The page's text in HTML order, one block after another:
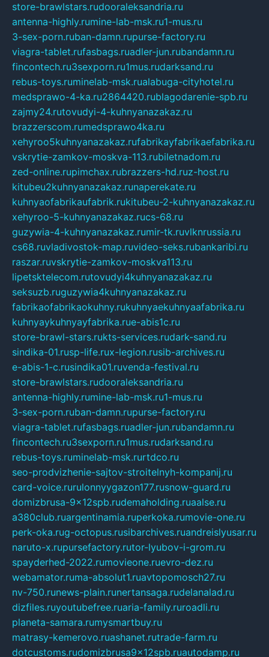
store-brawlstars.rudooraleksandria.ru
antenna-highly.rumine-lab-msk.ru1-mus.ru
3-sex-porn.ruban-damn.rupurse-factory.ru
viagra-tablet.rufasbags.ruadler-jun.rubandamn.ru
fincontech.ru3sexporn.ru1mus.rudarksand.ru
rebus-toys.ruminelab-msk.rualabuga-cityhotel.ru
medsprawo-4-ka.ru2864420.rublagodarenie-spb.ru
zajmy24.rutovudyi-4-kuhnyanazakaz.ru
brazzerscom.rumedsprawo4ka.ru
xehyroo5kuhnyanazakaz.rufabrikayfabrikaefabrika.ru
vskrytie-zamkov-moskva-113.rubiletnadom.ru
zed-online.rupimchax.rubrazzers-hd.ruz-host.ru
kitubeu2kuhnyanazakaz.runaperekate.ru
kuhnyaofabrikaufabrik.rukitubeu-2-kuhnyanazakaz.ru
xehyroo-5-kuhnyanazakaz.rucs-68.ru
guzywia-4-kuhnyanazakaz.rumir-tk.ruvlknrussia.ru
cs68.ruvladivostok-map.ruvideo-seks.rubankaribi.ru
raszar.ruvskrytie-zamkov-moskva113.ru
lipetsktelecom.rutovudyi4kuhnyanazakaz.ru
seksuzb.ruguzywia4kuhnyanazakaz.ru
fabrikaofabrikaokuhny.rukuhnyaekuhnyaafabrika.ru
kuhnyaykuhnyayfabrika.rue-abis1c.ru
store-brawl-stars.rukts-services.rudark-sand.ru
sindika-01.rusp-life.rux-legion.rusib-archives.ru
e-abis-1-c.rusindika01.ruvenda-festival.ru
store-brawlstars.rudooraleksandria.ru
antenna-highly.rumine-lab-msk.ru1-mus.ru
3-sex-porn.ruban-damn.rupurse-factory.ru
viagra-tablet.rufasbags.ruadler-jun.rubandamn.ru
fincontech.ru3sexporn.ru1mus.rudarksand.ru
rebus-toys.ruminelab-msk.rurtdco.ru
seo-prodvizhenie-sajtov-stroitelnyh-kompanij.ru
card-voice.rurulonnyygazon177.rusnow-guard.ru
domizbrusa-9x12spb.rudemaholding.ruaalse.ru
a380club.ruargentinamia.ruperkoka.rumovie-one.ru
perk-oka.rug-octopus.rusibarchives.ruandreislyusar.ru
naruto-x.rupursefactory.rutor-lyubov-i-grom.ru
spayderhed-2022.rumovieone.ruevro-dez.ru
webamator.ruma-absolut1.ruavtopomosch27.ru
nv-750.runews-plain.runertansaga.rudelanalad.ru
dizfiles.ruyoutubefree.ruaria-family.ruroadli.ru
planeta-samara.rumysmartbuy.ru
matrasy-kemerovo.ruashanet.rutrade-farm.ru
dotcustoms.rudomizbrusa9x12spb.ruautodamp.ru